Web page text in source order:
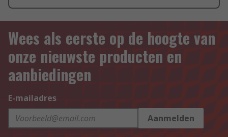
Wees als eerste op de hoogte van
onze nieuwste producten en
aanbiedingen
E-mailadres
Aanmelden